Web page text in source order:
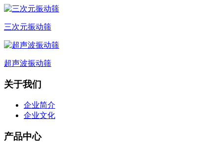
三次元振动筛
超声波振动筛
关于我们
企业简介
企业文化
产品中心